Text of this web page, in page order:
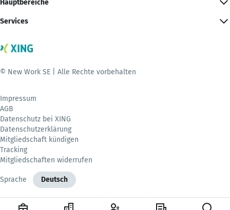
Hauptbereiche
Services
© New Work SE | Alle Rechte vorbehalten
Impressum
AGB
Datenschutz bei XING
Datenschutzerklärung
Mitgliedschaft kündigen
Tracking
Mitgliedschaften widerrufen
Sprache Deutsch